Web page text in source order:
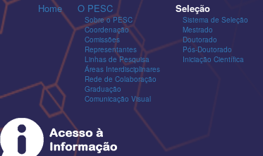
Home O PESC
Sobre o PESC
Coordenação
Comissões
Representantes
Linhas de Pesquisa
Áreas Interdisciplinares
Rede de Colaboração
Graduação
Comunicação Visual
Seleção
Sistema de Seleção
Mestrado
Doutorado
Pós-Doutorado
Iniciação Científica